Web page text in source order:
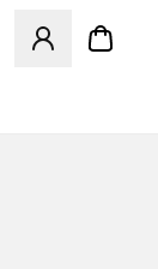
Opent een